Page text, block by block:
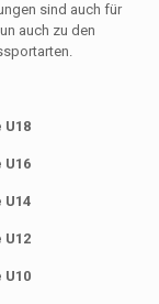
sind auch für
auch zu den
U18
U16
U14
U12
U10